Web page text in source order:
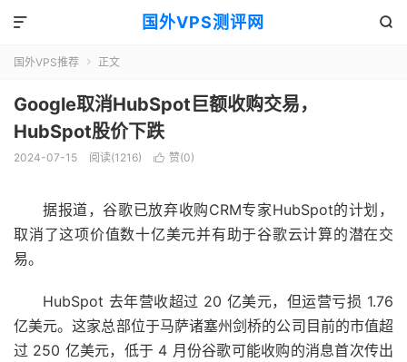
国外VPS测评网 

国外VPS推荐  正文
Google取消HubSpot巨额收购交易，
HubSpot股价下跌
2024-07-15 阅读(1216)  赞(0)
据报道，谷歌已放弃收购CRM专家HubSpot的计划，
取消了这项价值数十亿美元并有助于谷歌云计算的潜在交
易。
HubSpot 去年营收超过 20 亿美元，但运营亏损 1.76
亿美元。这家总部位于马萨诸塞州剑桥的公司目前的市值超
过 250 亿美元，低于 4 月份谷歌可能收购的消息首次传出